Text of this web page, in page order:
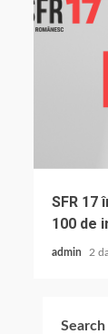
SFR 17
100 de
admin 2
Search